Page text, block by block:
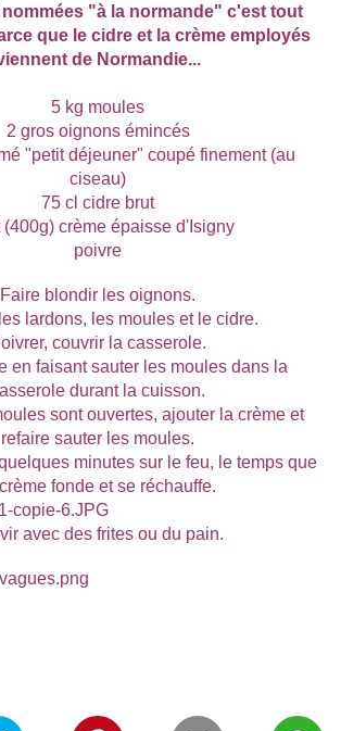
nommées "à la normande" c'est tout
que le cidre et la crème employés
de Normandie...
5 kg moules
2 gros oignons émincés
"petit déjeuner" coupé finement (au
ciseau)
75 cl cidre brut
(400g) crème épaisse d'Isigny
poivre
Faire blondir les oignons.
lardons, les moules et le cidre.
couvrir la casserole.
en faisant sauter les moules dans la
durant la cuisson.
sont ouvertes, ajouter la crème et
refaire sauter les moules.
minutes sur le feu, le temps que
fonde et se réchauffe.
avec des frites ou du pain.